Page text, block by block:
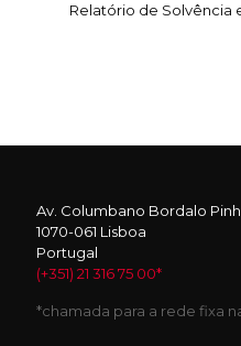
Relatório de Solvência
Av. Columbano Bordalo
1070-061 Lisboa
Portugal
(+351) 21 316 75 00*
*chamada para a rede fixa